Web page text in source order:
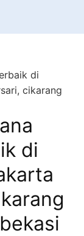
di
cikarang
di